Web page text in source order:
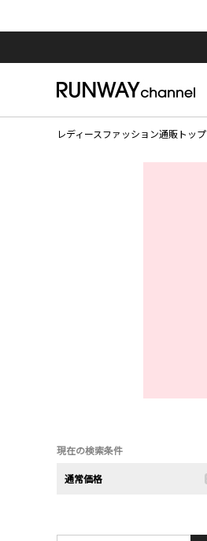
レディースファッション通販トップ
現在の検索条件
通常価格